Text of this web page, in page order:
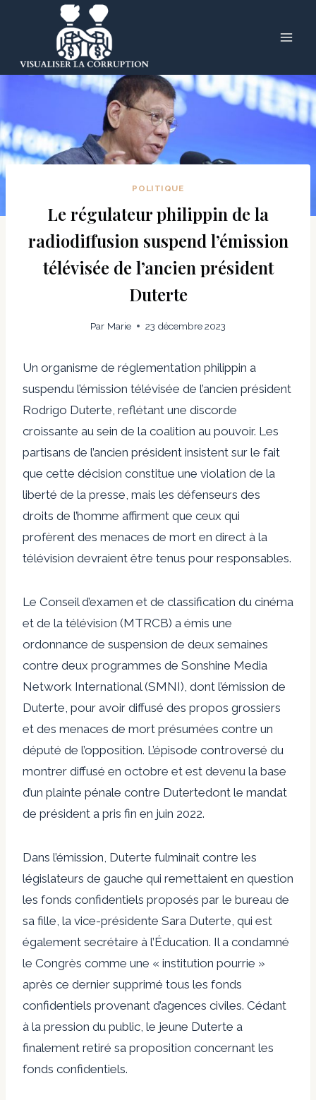
POLITIQUE
Le régulateur philippin de la
radiodiffusion suspend l’émission
télévisée de l’ancien président
Duterte
Par Marie 23 décembre 2023
Un organisme de réglementation philippin a
suspendu l’émission télévisée de l’ancien président
Rodrigo Duterte, reflétant une discorde
croissante au sein de la coalition au pouvoir. Les
partisans de l’ancien président insistent sur le fait
que cette décision constitue une violation de la
liberté de la presse, mais les défenseurs des
droits de l’homme affirment que ceux qui
profèrent des menaces de mort en direct à la
télévision devraient être tenus pour responsables.
Le Conseil d’examen et de classification du cinéma
et de la télévision (MTRCB) a émis une
ordonnance de suspension de deux semaines
contre deux programmes de Sonshine Media
Network International (SMNI), dont l’émission de
Duterte, pour avoir diffusé des propos grossiers
et des menaces de mort présumées contre un
député de l’opposition. L’épisode controversé du
montrer diffusé en octobre et est devenu la base
d’un plainte pénale contre Dutertedont le mandat
de président a pris fin en juin 2022.
Dans l’émission, Duterte fulminait contre les
législateurs de gauche qui remettaient en question
les fonds confidentiels proposés par le bureau de
sa fille, la vice-présidente Sara Duterte, qui est
également secrétaire à l’Éducation. Il a condamné
le Congrès comme une « institution pourrie »
après ce dernier supprimé tous les fonds
confidentiels provenant d’agences civiles. Cédant
à la pression du public, le jeune Duterte a
finalement retiré sa proposition concernant les
fonds confidentiels.